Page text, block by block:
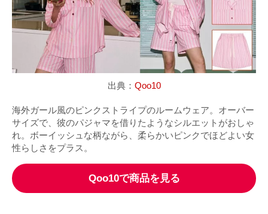
出典： Qoo10
海外ガール風のピンクストライプのルームウェア。オーバー
サイズで、彼のパジャマを借りたようなシルエットがおしゃ
れ。ボーイッシュな柄ながら、柔らかいピンクでほどよい女
性らしさをプラス。
Qoo10で商品を見る